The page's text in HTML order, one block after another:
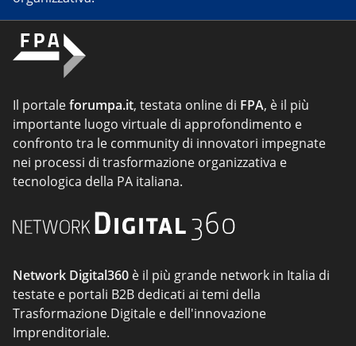
Il portaleforumpa.it, testata online di FPA, è il più
importante luogo virtuale di approfondimento e
confronto tra le community di innovatori impegnate
nei processi di trasformazione organizzativa e
tecnologica della PA italiana.
Network Digital360 è il più grande network in Italia di
testate e portali B2B dedicati ai temi della
Trasformazione Digitale e dell'innovazione
Imprenditoriale.